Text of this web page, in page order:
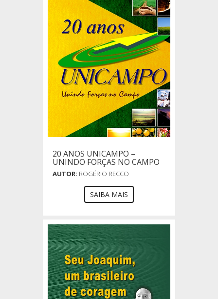
20 ANOS UNICAMPO –
UNINDO FORÇAS NO CAMPO
AUTOR: ROGÉRIO RECCO
SAIBA MAIS